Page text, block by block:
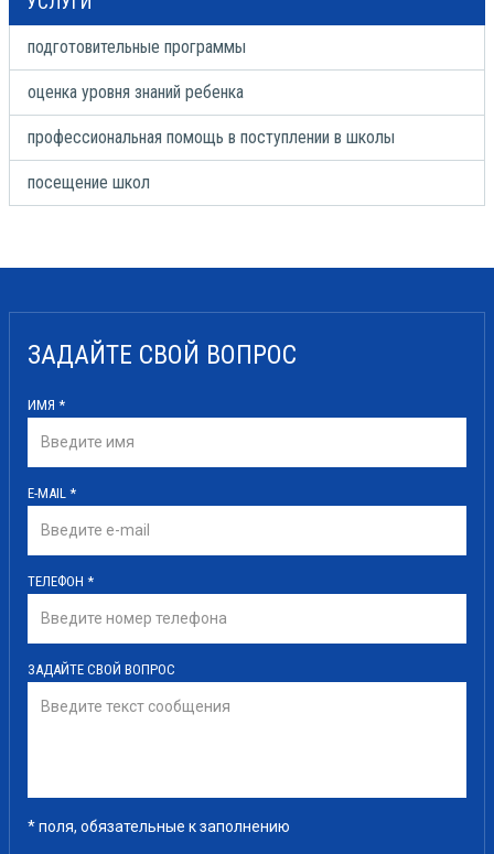
подготовительные программы
оценка уровня знаний ребенка
профессиональная помощь в поступлении в школы
посещение школ
ЗАДАЙТЕ СВОЙ ВОПРОС
ИМЯ *
E-MAIL *
ТЕЛЕФОН *
ЗАДАЙТЕ СВОЙ ВОПРОС
*поля, обязательные к заполнению